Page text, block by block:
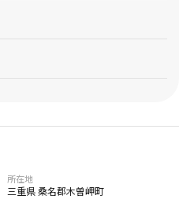
所在地
三重県 桑名郡木曽岬町